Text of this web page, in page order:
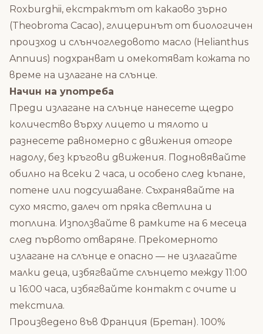
Roxburghii, екстрактът от какаово зърно
(Theobroma Cacao), глицеринът от биологичен
произход и слънчогледовото масло (Helianthus
Annuus) подхранват и омекотяват кожата по
време на излагане на слънце.
Начин на употреба
Преди излагане на слънце нанесете щедро
количество върху лицето и тялото и
разнесете равномерно с движения отгоре
надолу, без кръгови движения. Подновявайте
обилно на всеки 2 часа, и особено след къпане,
потене или подсушаване. Съхранявайте на
сухо място, далеч от пряка светлина и
топлина. Използвайте в рамките на 6 месеца
след първото отваряне. Прекомерното
излагане на слънце е опасно — не излагайте
малки деца, избягвайте слънцето между 11:00
и 16:00 часа, избягвайте контакт с очите и
текстила.
Произведено във Франция (Бретан). 100%